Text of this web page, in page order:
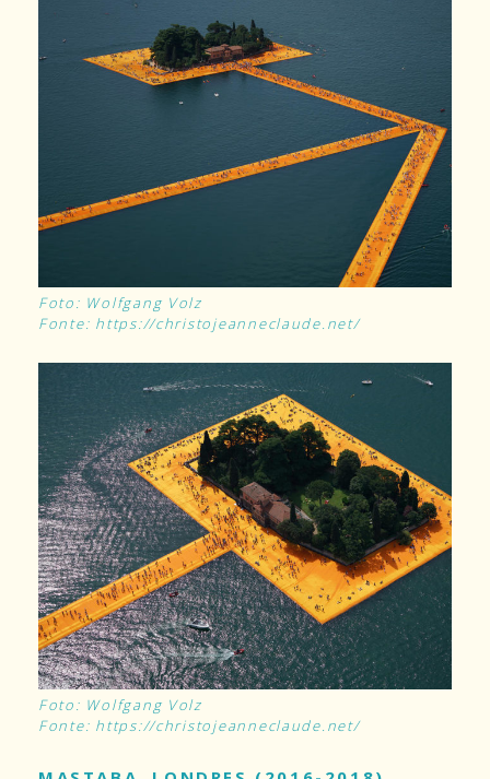
Foto: Wolfgang Volz
Fonte: https://christojeanneclaude.net/
Foto: Wolfgang Volz
Fonte: https://christojeanneclaude.net/